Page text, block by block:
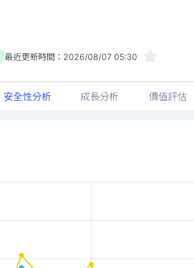
最近更新時間： 2026/08/07 05:30
安全性分析 成長分析 價值評估